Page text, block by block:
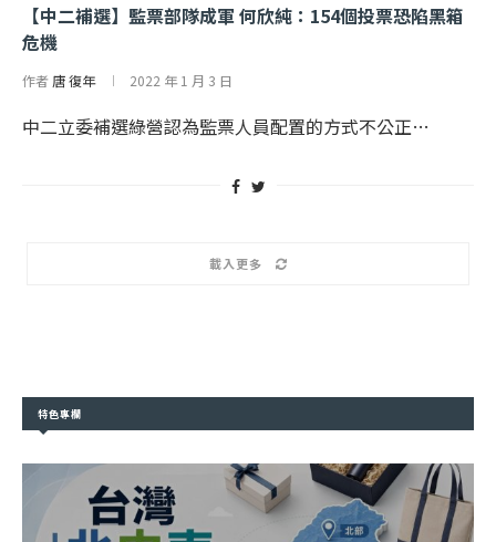
【中二補選】監票部隊成軍 何欣純：154個投票恐陷黑箱
危機
作者 唐 復年 2022 年 1 月 3 日
中二立委補選綠營認為監票人員配置的方式不公正…
載入更多
特色專欄